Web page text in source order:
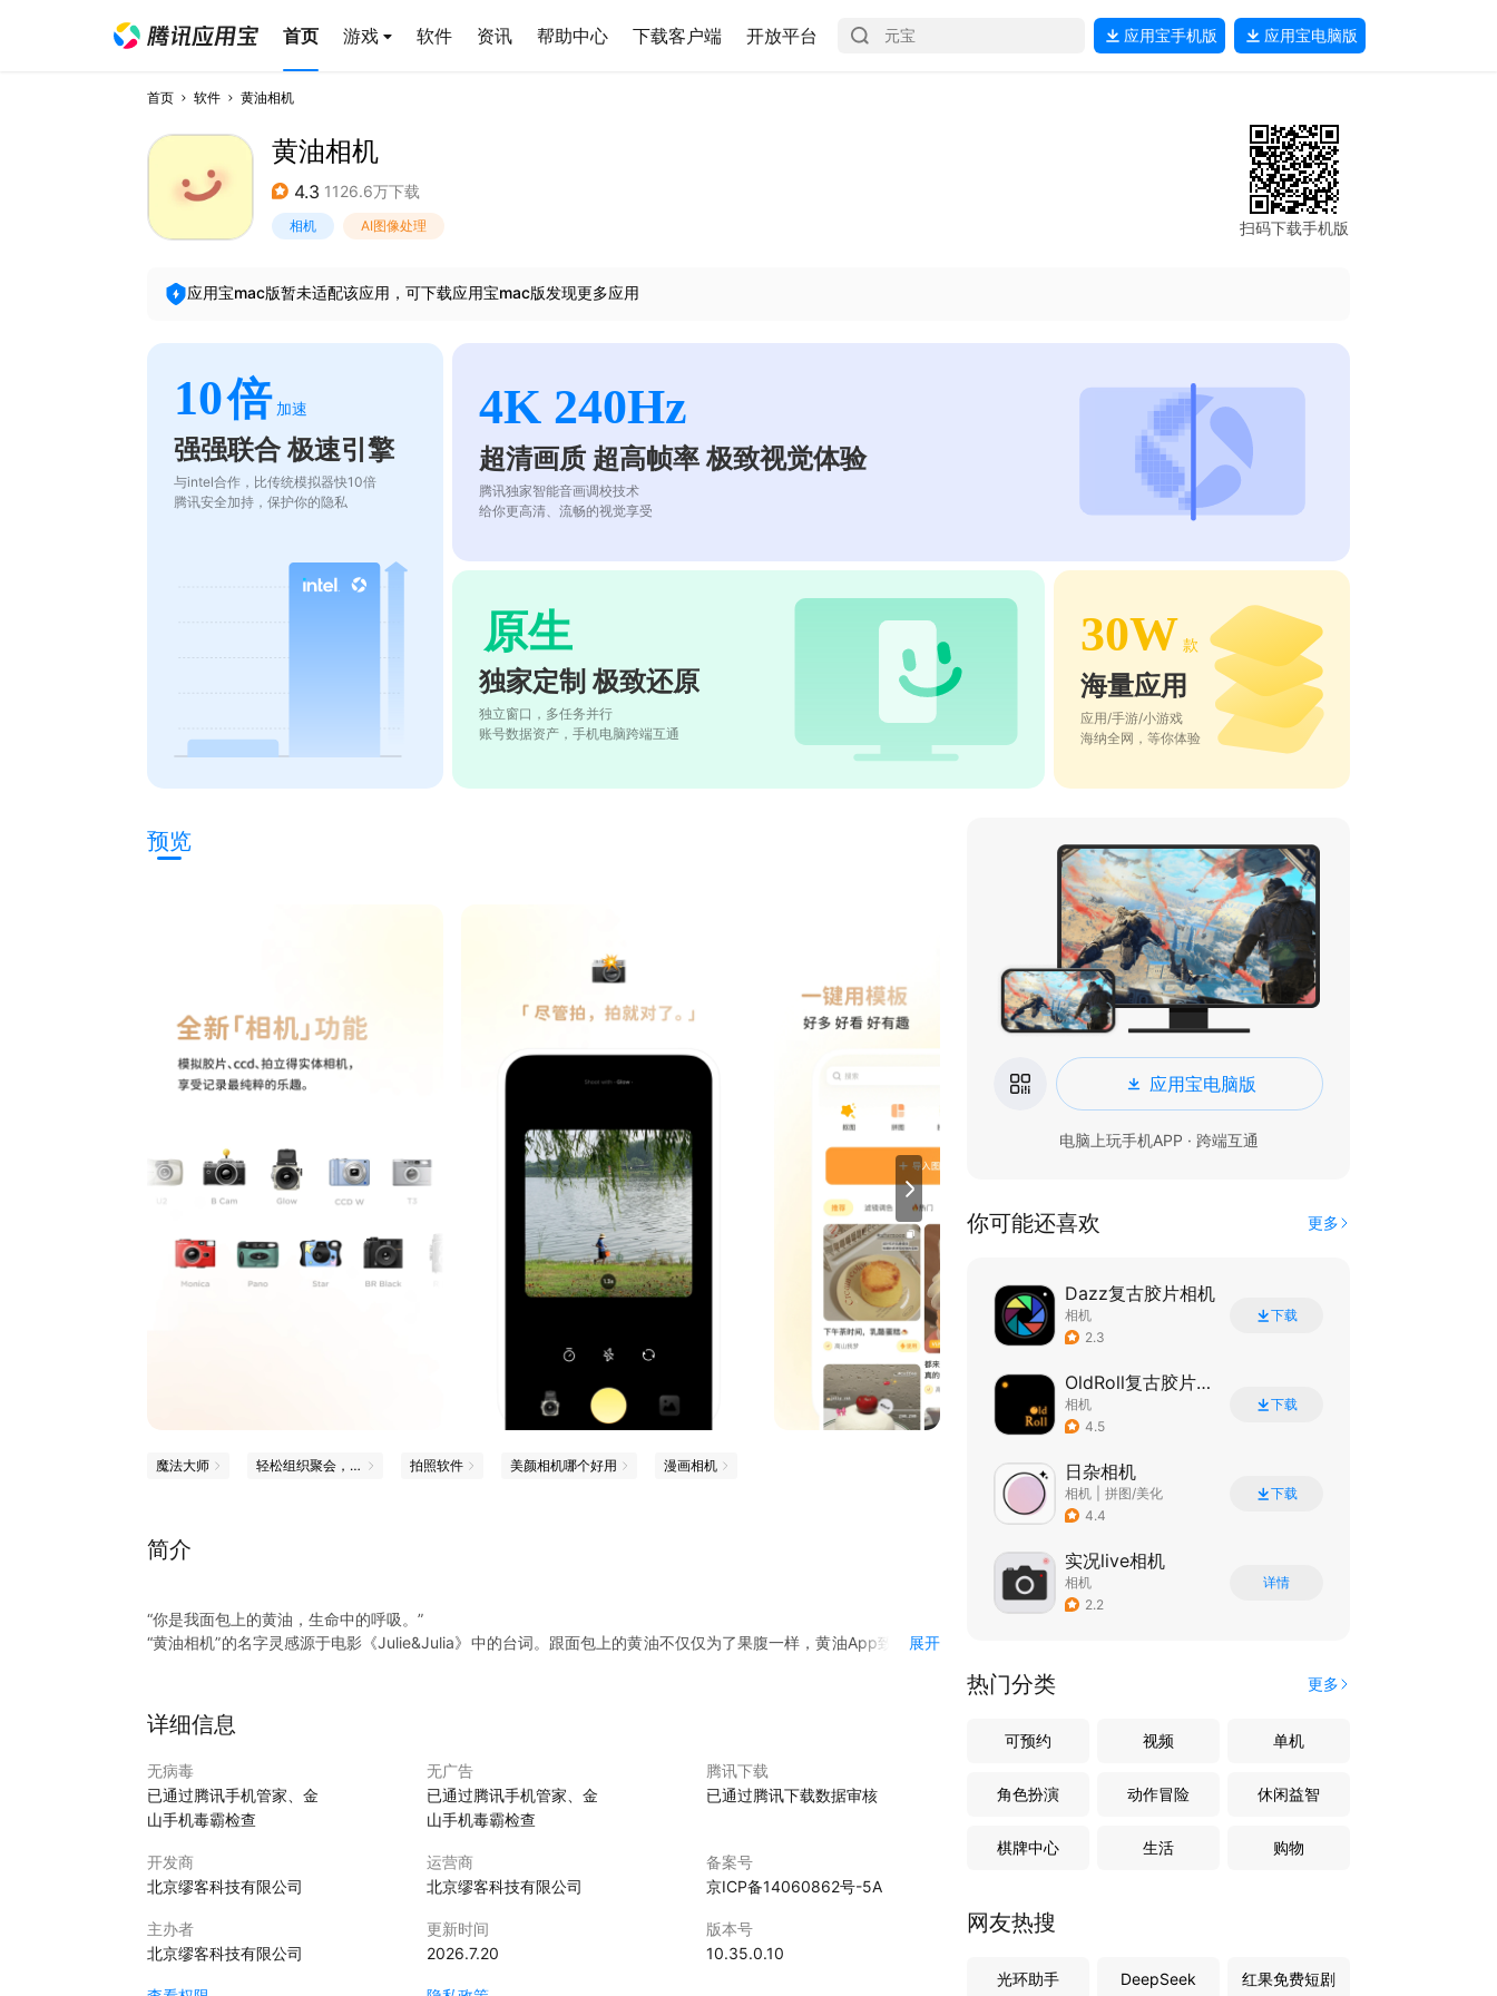
首页 游戏 软件 资讯 帮助中心 下载客户端 开放平台 应用宝手机版 应用宝电脑版
首页 软件 黄油相机
黄油相机
4.3 1126.6万下载
相机 AI图像处理 扫码下载手机版
应用宝mac版暂未适配该应用，可下载应用宝mac版发现更多应用
10倍 加速
强强联合 极速引擎
与intel合作，比传统模拟器快10倍
腾讯安全加持，保护你的隐私
4K 240Hz
超清画质 超高帧率 极致视觉体验
腾讯独家智能音画调校技术
给你更高清、流畅的视觉享受
原生
独家定制 极致还原
独立窗口，多任务并行
账号数据资产，手机电脑跨端互通
30W 款
海量应用
应用/手游/小游戏
海纳全网，等你体验
预览
魔法大师 轻松组织聚会，你就是C位 拍照软件 美颜相机哪个好用 漫画相机
简介
“你是我面包上的黄油，生命中的呼吸。”
“黄油相机”的名字灵感源于电影《Julie&Julia》中的台词。跟面包上的黄油不仅仅为了果腹一样，黄油App致力于为
1、笔记功能全面升级
新的黄油不仅能满足你过去对图片、视频编辑的需求，还能帮助你创作更有趣更好看的图文笔记。高效的编辑体
验，等你来体验！
2、海量模板可套用，一键P图真好用
黄油内置海量的模板，海报写真、美食、风景、节日、萌宠、宝宝……一键套用，免去设计排版的烦恼。
3、绝无仅有的独家字库和招牌花字功能
原创字体“黄油溏心体”、“黄油拾叁体”，只在黄油。百余款正版授权字体，从可爱到简约，涵盖中文、英文、日文、
韩文。
展开
详细信息
无病毒
已通过腾讯手机管家、金
山手机毒霸检查
无广告
已通过腾讯手机管家、金
山手机毒霸检查
腾讯下载
已通过腾讯下载数据审核
开发商
北京缪客科技有限公司
运营商
北京缪客科技有限公司
备案号
京ICP备14060862号-5A
主办者
北京缪客科技有限公司
更新时间
2026.7.20
版本号
10.35.0.10
应用宝电脑版
电脑上玩手机APP · 跨端互通
你可能还喜欢 更多
Dazz复古胶片相机
相机
2.3
下载
OldRoll复古胶片相机
相机
4.5
下载
日杂相机
相机
拼图/美化
| 图片美化
4.4
下载
实况live相机
相机
2.2
详情
热门分类 更多
可预约 视频 单机
角色扮演 动作冒险 休闲益智
棋牌中心 生活 购物
网友热搜
光环助手 DeepSeek 红果免费短剧